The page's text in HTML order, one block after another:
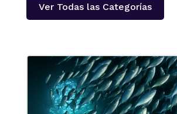
Ver Todas las Categorías